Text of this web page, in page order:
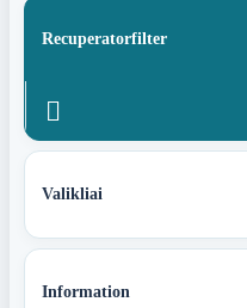
Recuperatorfilter

Valikliai
Information